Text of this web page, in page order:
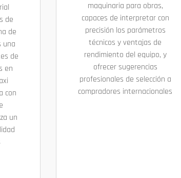
de
de
una
de
en
con
un
maquinaria para obras,
capaces de interpretar con
precisión los parámetros
técnicos y ventajas de
rendimiento del equipo, y
ofrecer sugerencias
profesionales de selección a
compradores internacionales